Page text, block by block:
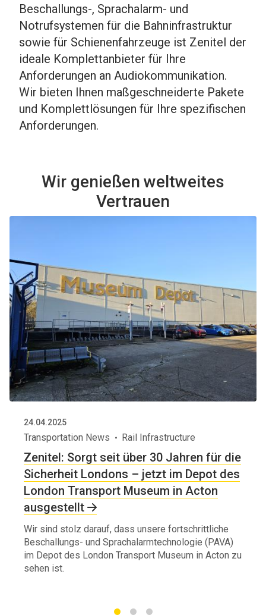
Beschallungs-, Sprachalarm- und
Notrufsystemen für die Bahninfrastruktur
sowie für Schienenfahrzeuge ist Zenitel der
ideale Komplettanbieter für Ihre
Anforderungen an Audiokommunikation.
Wir bieten Ihnen maßgeschneiderte Pakete
und Komplettlösungen für Ihre spezifischen
Anforderungen.
Wir genießen weltweites
Vertrauen
24.04.2025
Transportation News Rail Infrastructure
Zenitel: Sorgt seit über 30 Jahren für die
Sicherheit Londons – jetzt im Depot des
London Transport Museum in Acton
ausgestellt
Wir sind stolz darauf, dass unsere fortschrittliche
Beschallungs- und Sprachalarmtechnologie (PAVA)
im Depot des London Transport Museum in Acton zu
sehen ist.